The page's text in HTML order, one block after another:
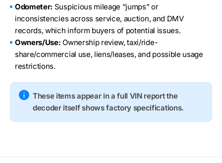
Odometer: Suspicious mileage “jumps” or
inconsistencies across service, auction, and DMV
records, which inform buyers of potential issues.
Owners/Use: Ownership review, taxi/ride-
share/commercial use, liens/leases, and possible usage
restrictions.
These items appear in a full VIN report the
decoder itself shows factory specifications.